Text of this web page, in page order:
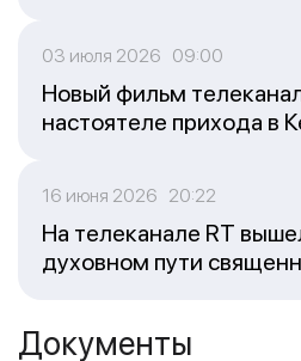
03 июля 2026 09:00
Новый фильм
настоятеле прихода в
16 июня 2026 20:22
На телеканале RT
духовном пути
Документы